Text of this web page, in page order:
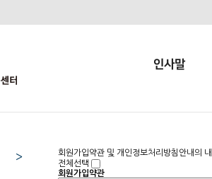
인사말
회원가입약관 및 개인정보처리방침안내의
전체선택
회원가입약관
>